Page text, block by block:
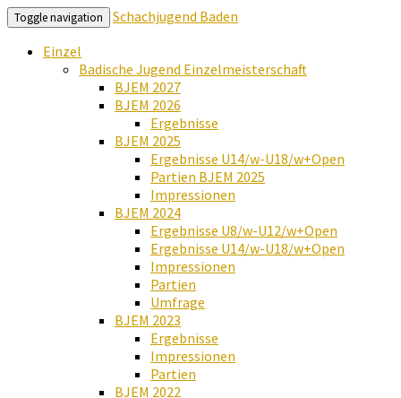
Toggle navigation
Schachjugend Baden
Einzel
Badische Jugend Einzelmeisterschaft
BJEM 2027
BJEM 2026
Ergebnisse
BJEM 2025
Ergebnisse U14/w-U18/w+Open
Partien BJEM 2025
Impressionen
BJEM 2024
Ergebnisse U8/w-U12/w+Open
Ergebnisse U14/w-U18/w+Open
Impressionen
Partien
Umfrage
BJEM 2023
Ergebnisse
Impressionen
Partien
BJEM 2022